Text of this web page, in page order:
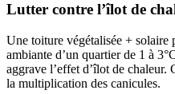
Lutter contre l’îlot de
Une toiture végétalisée + solaire
ambiante d’un quartier de 1 à
aggrave l’effet d’îlot de chaleur.
la multiplication des canicules.